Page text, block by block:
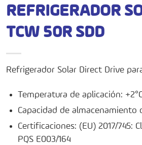
REFRIGERADOR
TCW 50R SDD
Refrigerador Solar Direct Drive
Temperatura de aplicación:
Capacidad de almacenamiento
Certificaciones: (EU) 2017/745:
PQS E003/164